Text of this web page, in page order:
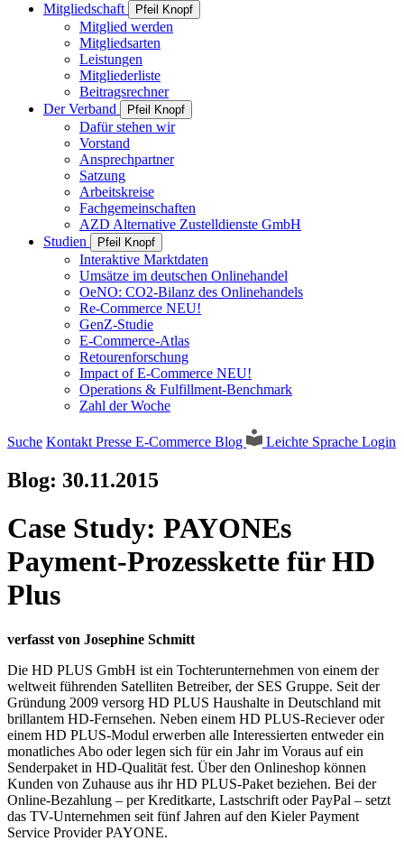
Mitgliedschaft
Pfeil Knopf
Mitglied werden
Mitgliedsarten
Leistungen
Mitgliederliste
Beitragsrechner
Der Verband
Pfeil Knopf
Dafür stehen wir
Vorstand
Ansprechpartner
Satzung
Arbeitskreise
Fachgemeinschaften
AZD Alternative Zustelldienste GmbH
Studien
Pfeil Knopf
Interaktive Marktdaten
Umsätze im deutschen Onlinehandel
OeNO: CO2-Bilanz des Onlinehandels
Re-Commerce NEU!
GenZ-Studie
E-Commerce-Atlas
Retourenforschung
Impact of E-Commerce NEU!
Operations & Fulfillment-Benchmark
Zahl der Woche
Suche Kontakt Presse E-Commerce Blog Leichte Sprache Login
Blog: 30.11.2015
Case Study: PAYONEs
Payment-Prozesskette für HD
Plus
verfasst von Josephine Schmitt
Die HD PLUS GmbH ist ein Tochterunternehmen von einem der
weltweit führenden Satelliten Betreiber, der SES Gruppe. Seit der
Gründung 2009 versorg HD PLUS Haushalte in Deutschland mit
brillantem HD-Fernsehen. Neben einem HD PLUS-Reciever oder
einem HD PLUS-Modul erwerben alle Interessierten entweder ein
monatliches Abo oder legen sich für ein Jahr im Voraus auf ein
Senderpaket in HD-Qualität fest. Über den Onlineshop können
Kunden von Zuhause aus ihr HD PLUS-Paket beziehen. Bei der
Online-Bezahlung – per Kreditkarte, Lastschrift oder PayPal – setzt
das TV-Unternehmen seit fünf Jahren auf den Kieler Payment
Service Provider PAYONE.